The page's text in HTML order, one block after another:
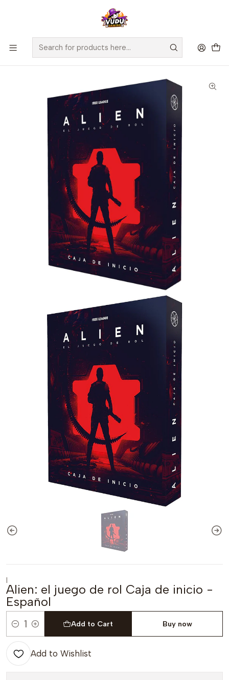
🚀 ¡Despachamos a todo Chile! Envío GRATIS a Regiones sobre
$100.000 y a RM sobre $35.000
Home Juegos de Mesa
Alien: el juego de rol Caja de inicio - Español
|
Alien: el juego de rol Caja de inicio -
Español
Quantity
Add to Cart Buy now
Add to Wishlist